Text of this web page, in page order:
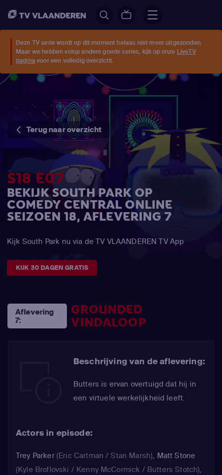
Deze TV serie wordt op dit moment helaas niet meer uitgezonden.
Maar we hebben volop andere goede series, kijk op onze LiveTV
pagina voor een volledig overzicht.
Terug naar overzicht
S18 E07
BEKIJK SOUTH PARK OP
COMEDY CENTRAL ONLINE
SEIZOEN 18, AFLEVERING 7
Kijk South Park nu via de TV VLAANDEREN TV App
KIJK 30 DAGEN GRATIS
Aflevering
7:
GROUNDED
VINDALOOP
Beschrijving van de aflevering:
Butters is ervan overtuigd dat hij in
een virtuele werkelijkheid leeft.
Actors in episode:
Trey Parker(Eric Cartman / Stan Marsh), Matt Stone
(Kyle Broflovski / Kenny McCormick / Butters Stotch),